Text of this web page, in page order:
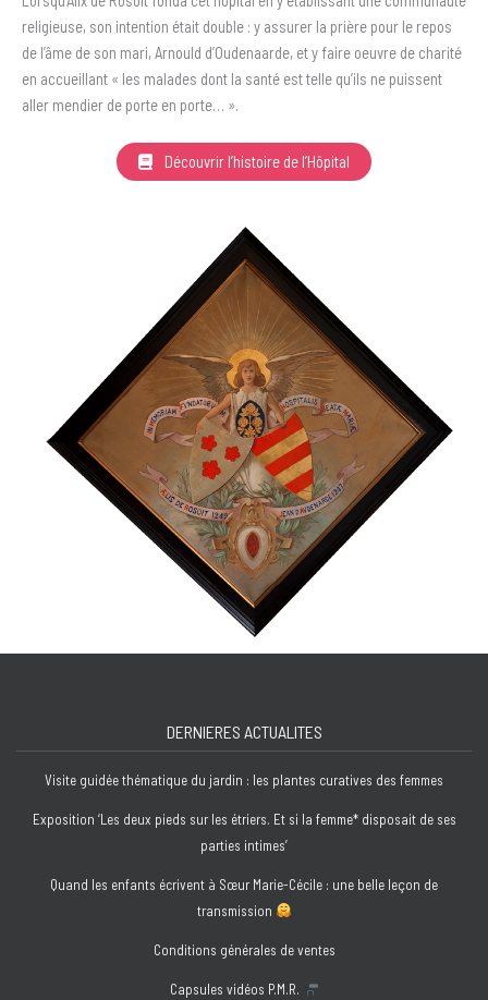
religieuse, son intention était double : y assurer la prière pour le repos
de l’âme de son mari, Arnould d’Oudenaarde, et y faire oeuvre de charité
en accueillant « les malades dont la santé est telle qu’ils ne puissent
aller mendier de porte en porte… ».
Découvrir l’histoire de l’Hôpital
DERNIERES ACTUALITES
Visite guidée thématique du jardin : les plantes curatives des femmes
Exposition ‘Les deux pieds sur les étriers. Et si la femme* disposait de ses
parties intimes’
Quand les enfants écrivent à Sœur Marie-Cécile : une belle leçon de
transmission
Conditions générales de ventes
Capsules vidéos P.M.R.